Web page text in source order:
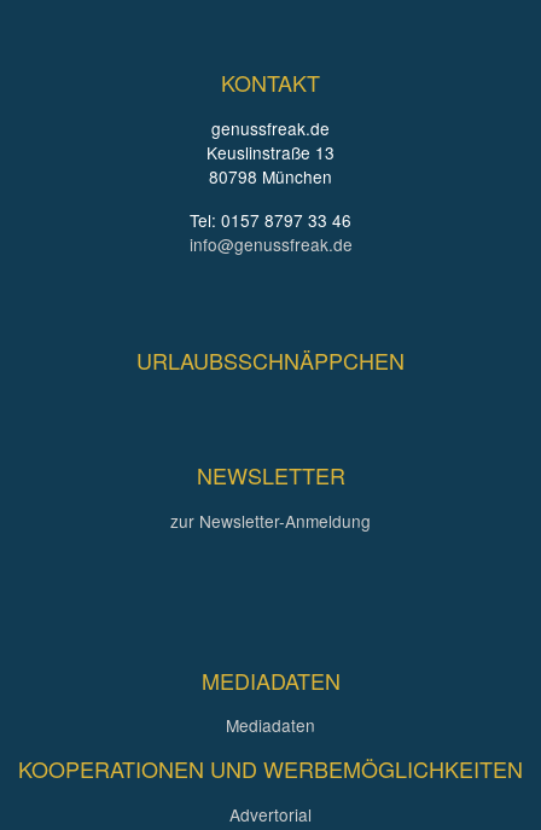
KONTAKT
genussfreak.de
Keuslinstraße 13
80798 München
Tel: 0157 8797 33 46
info@genussfreak.de
URLAUBSSCHNÄPPCHEN
NEWSLETTER
zur Newsletter-Anmeldung
MEDIADATEN
Mediadaten
KOOPERATIONEN UND WERBEMÖGLICHKEITEN
Advertorial